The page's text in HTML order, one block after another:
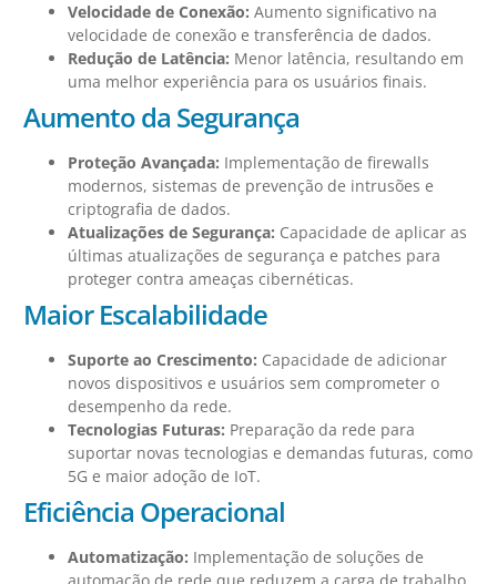
Velocidade de Conexão: Aumento significativo na
velocidade de conexão e transferência de dados.
Redução de Latência: Menor latência, resultando em
uma melhor experiência para os usuários finais.
Aumento da Segurança
Proteção Avançada: Implementação de firewalls
modernos, sistemas de prevenção de intrusões e
criptografia de dados.
Atualizações de Segurança: Capacidade de aplicar as
últimas atualizações de segurança e patches para
proteger contra ameaças cibernéticas.
Maior Escalabilidade
Suporte ao Crescimento: Capacidade de adicionar
novos dispositivos e usuários sem comprometer o
desempenho da rede.
Tecnologias Futuras: Preparação da rede para
suportar novas tecnologias e demandas futuras, como
5G e maior adoção de IoT.
Eficiência Operacional
Automatização: Implementação de soluções de